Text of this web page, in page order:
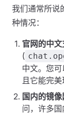
我们通常所说
种情况：
官网的中
(
中文。您
且它能完美
国内的镜
问，许多